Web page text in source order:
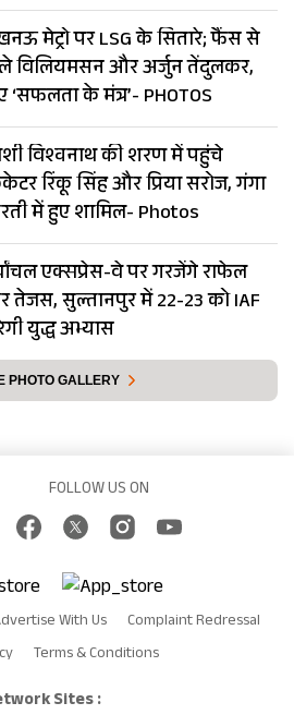
मेट्रो पर LSG के सितारे; फैंस से
विलियमसन और अर्जुन तेंदुलकर,
‘सफलता के मंत्र’- PHOTOS
विश्वनाथ की शरण में पहुंचे
रिंकू सिंह और प्रिया सरोज, गंगा
में हुए शामिल- Photos
एक्सप्रेस-वे पर गरजेंगे राफेल
तेजस, सुल्तानपुर में 22-23 को IAF
युद्ध अभ्यास
PHOTO GALLERY
FOLLOW US ON
With Us
Complaint Redressal
Terms & Conditions
Sites :